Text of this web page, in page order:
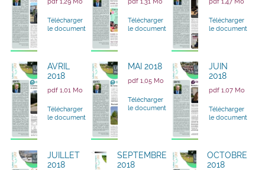
Télécharger
le document
Télécharger
le document
Télécharger
le document
AVRIL
2018
pdf 1,01 Mo
Télécharger
le document
MAI 2018
pdf 1,05 Mo
Télécharger
le document
JUIN
2018
pdf 1,07 Mo
Télécharger
le document
JUILLET
2018
SEPTEMBRE
2018
OCTOBRE
2018